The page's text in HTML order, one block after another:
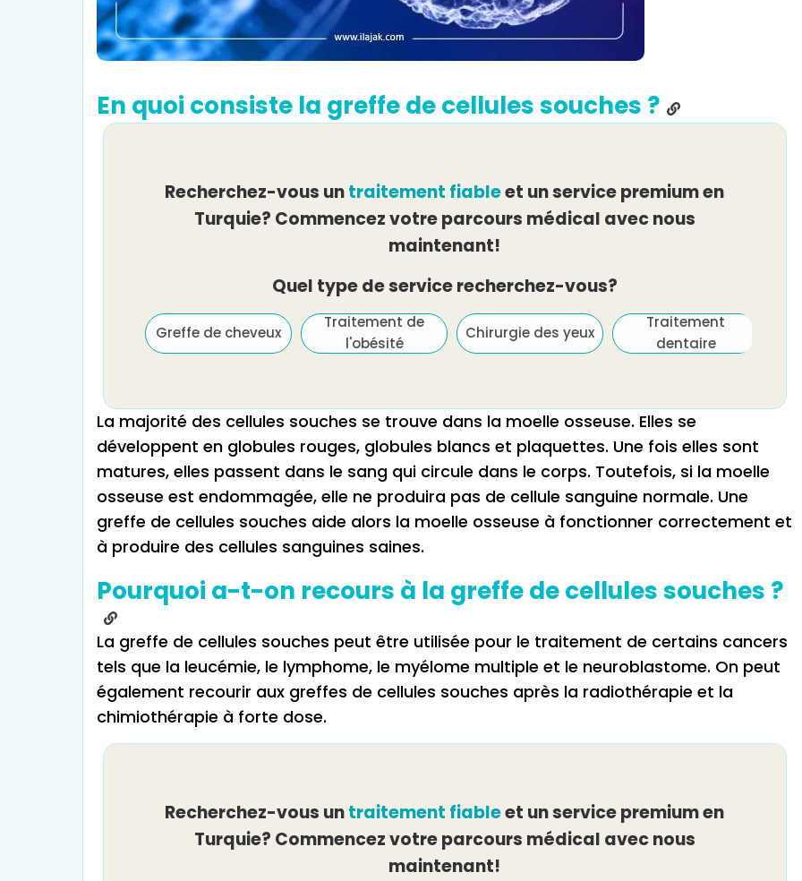
En quoi consiste la greffe de cellules souches ?
Recherchez-vous untraitement fiableet un service premium en
Turquie? Commencez votre parcours médical avec nous
maintenant!
Quel type de service recherchez-vous?
Greffe de cheveux
Traitement de
l'obésité
Chirurgie des yeux
Traitement
dentaire
La majorité des cellules souches se trouve dans la moelle osseuse. Elles se
développent en globules rouges, globules blancs et plaquettes. Une fois elles sont
matures, elles passent dans le sang qui circule dans le corps. Toutefois, si la moelle
osseuse est endommagée, elle ne produira pas de cellule sanguine normale. Une
greffe de cellules souches aide alors la moelle osseuse à fonctionner correctement et
à produire des cellules sanguines saines.
Pourquoi a-t-on recours à la greffe de cellules souches ?
La greffe de cellules souches peut être utilisée pour le traitement de certains cancers
tels que la leucémie, le lymphome, le myélome multiple et le neuroblastome. On peut
également recourir aux greffes de cellules souches après la radiothérapie et la
chimiothérapie à forte dose.
Recherchez-vous untraitement fiableet un service premium en
Turquie? Commencez votre parcours médical avec nous
maintenant!